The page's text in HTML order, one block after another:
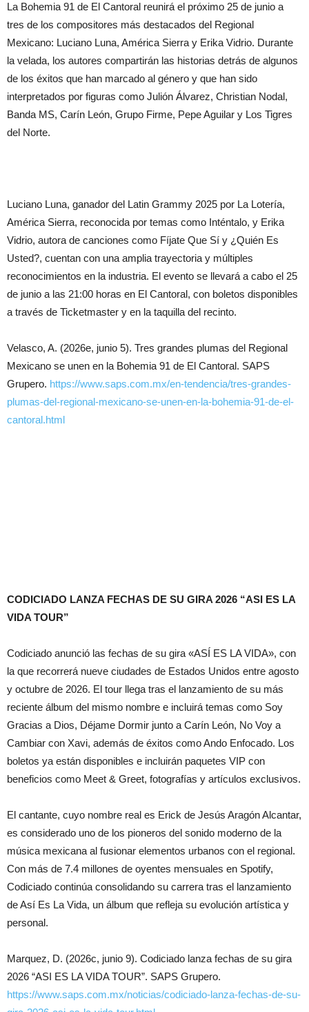
La Bohemia 91 de El Cantoral reunirá el próximo 25 de junio a
tres de los compositores más destacados del Regional
Mexicano: Luciano Luna, América Sierra y Erika Vidrio. Durante
la velada, los autores compartirán las historias detrás de algunos
de los éxitos que han marcado al género y que han sido
interpretados por figuras como Julión Álvarez, Christian Nodal,
Banda MS, Carín León, Grupo Firme, Pepe Aguilar y Los Tigres
del Norte.
Luciano Luna, ganador del Latin Grammy 2025 por La Lotería,
América Sierra, reconocida por temas como Inténtalo, y Erika
Vidrio, autora de canciones como Fíjate Que Sí y ¿Quién Es
Usted?, cuentan con una amplia trayectoria y múltiples
reconocimientos en la industria. El evento se llevará a cabo el 25
de junio a las 21:00 horas en El Cantoral, con boletos disponibles
a través de Ticketmaster y en la taquilla del recinto.
Velasco, A. (2026e, junio 5). Tres grandes plumas del Regional
Mexicano se unen en la Bohemia 91 de El Cantoral. SAPS
Grupero. https://www.saps.com.mx/en-tendencia/tres-grandes-
plumas-del-regional-mexicano-se-unen-en-la-bohemia-91-de-el-
cantoral.html
CODICIADO LANZA FECHAS DE SU GIRA 2026 “ASI ES LA
VIDA TOUR”
Codiciado anunció las fechas de su gira «ASÍ ES LA VIDA», con
la que recorrerá nueve ciudades de Estados Unidos entre agosto
y octubre de 2026. El tour llega tras el lanzamiento de su más
reciente álbum del mismo nombre e incluirá temas como Soy
Gracias a Dios, Déjame Dormir junto a Carín León, No Voy a
Cambiar con Xavi, además de éxitos como Ando Enfocado. Los
boletos ya están disponibles e incluirán paquetes VIP con
beneficios como Meet & Greet, fotografías y artículos exclusivos.
El cantante, cuyo nombre real es Erick de Jesús Aragón Alcantar,
es considerado uno de los pioneros del sonido moderno de la
música mexicana al fusionar elementos urbanos con el regional.
Con más de 7.4 millones de oyentes mensuales en Spotify,
Codiciado continúa consolidando su carrera tras el lanzamiento
de Así Es La Vida, un álbum que refleja su evolución artística y
personal.
Marquez, D. (2026c, junio 9). Codiciado lanza fechas de su gira
2026 “ASI ES LA VIDA TOUR”. SAPS Grupero.
https://www.saps.com.mx/noticias/codiciado-lanza-fechas-de-su-